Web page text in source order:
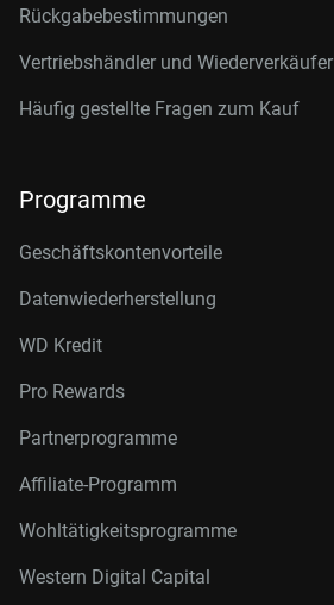
Rückgabebestimmungen
Vertriebshändler und Wiederverkäufer
Häufig gestellte Fragen zum Kauf
Programme
Geschäftskontenvorteile
Datenwiederherstellung
WD Kredit
Pro Rewards
Partnerprogramme
Affiliate-Programm
Wohltätigkeitsprogramme
Western Digital Capital